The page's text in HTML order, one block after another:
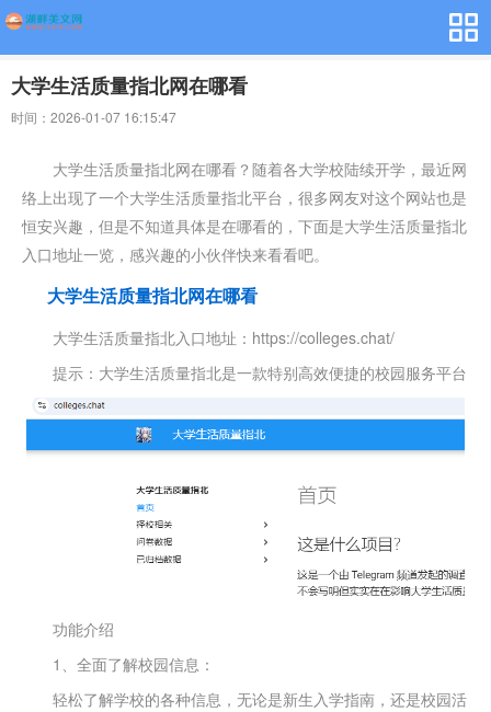
大学生活质量指北网在哪看
时间：2026-01-07 16:15:47
大学生活质量指北网在哪看？随着各大学校陆续开学，最近网
络上出现了一个大学生活质量指北平台，很多网友对这个网站也是
恒安兴趣，但是不知道具体是在哪看的，下面是大学生活质量指北
入口地址一览，感兴趣的小伙伴快来看看吧。
大学生活质量指北网在哪看
大学生活质量指北入口地址：https://colleges.chat/
提示：大学生活质量指北是一款特别高效便捷的校园服务平台
功能介绍
1、全面了解校园信息：
轻松了解学校的各种信息，无论是新生入学指南，还是校园活